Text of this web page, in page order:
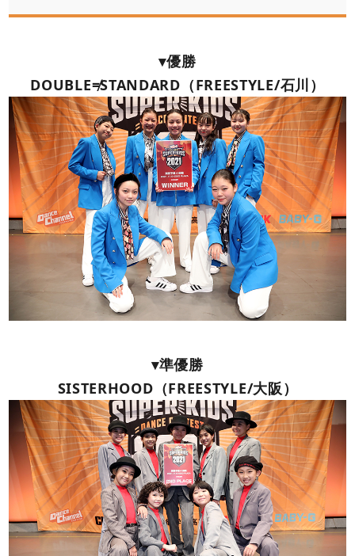
▾優勝
DOUBLE≠STANDARD（FREESTYLE/石川）
▾準優勝
SISTERHOOD（FREESTYLE/大阪）